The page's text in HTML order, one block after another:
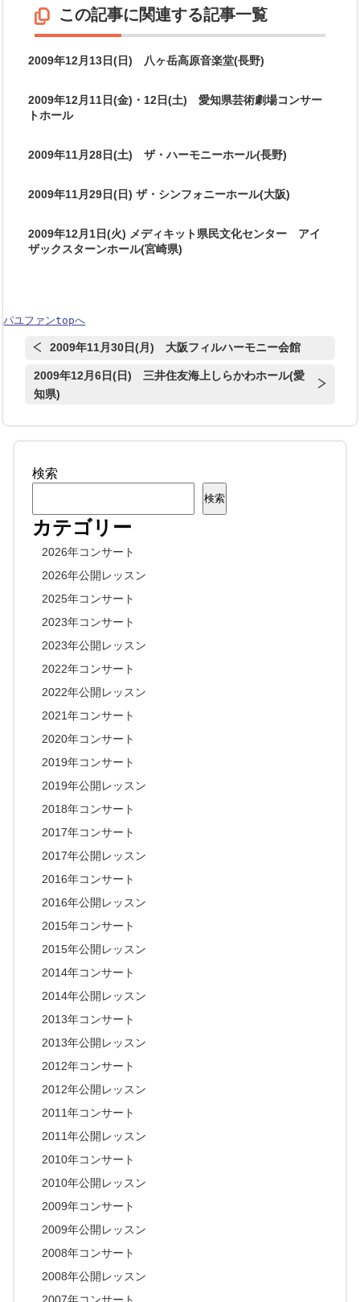
この記事に関連する記事一覧
2009年12月13日(日) 八ヶ岳高原音楽堂(長野)
2009年12月11日(金)・12日(土) 愛知県芸術劇場コンサー
トホール
2009年11月28日(土) ザ・ハーモニーホール(長野)
2009年11月29日(日) ザ・シンフォニーホール(大阪)
2009年12月1日(火) メディキット県民文化センター アイ
ザックスターンホール(宮崎県)
パユファンtopへ
2009年11月30日(月) 大阪フィルハーモニー会館
2009年12月6日(日) 三井住友海上しらかわホール(愛
知県)
検索
検索
カテゴリー
2026年コンサート
2026年公開レッスン
2025年コンサート
2023年コンサート
2023年公開レッスン
2022年コンサート
2022年公開レッスン
2021年コンサート
2020年コンサート
2019年コンサート
2019年公開レッスン
2018年コンサート
2017年コンサート
2017年公開レッスン
2016年コンサート
2016年公開レッスン
2015年コンサート
2015年公開レッスン
2014年コンサート
2014年公開レッスン
2013年コンサート
2013年公開レッスン
2012年コンサート
2012年公開レッスン
2011年コンサート
2011年公開レッスン
2010年コンサート
2010年公開レッスン
2009年コンサート
2009年公開レッスン
2008年コンサート
2008年公開レッスン